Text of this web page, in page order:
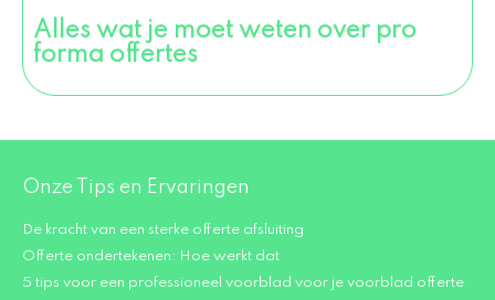
Alles wat je moet weten over pro
forma offertes
Onze Tips en Ervaringen
De kracht van een sterke offerte afsluiting
Offerte ondertekenen: Hoe werkt dat
5 tips voor een professioneel voorblad voor je voorblad offerte